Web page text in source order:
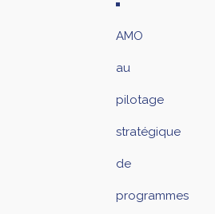
AMO
au
pilotage
stratégique
de
programmes